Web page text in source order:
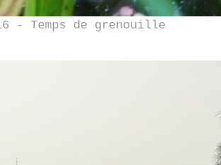
- Temps de grenouille